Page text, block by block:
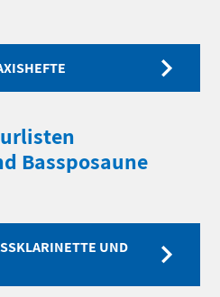
Bassposaune
UND